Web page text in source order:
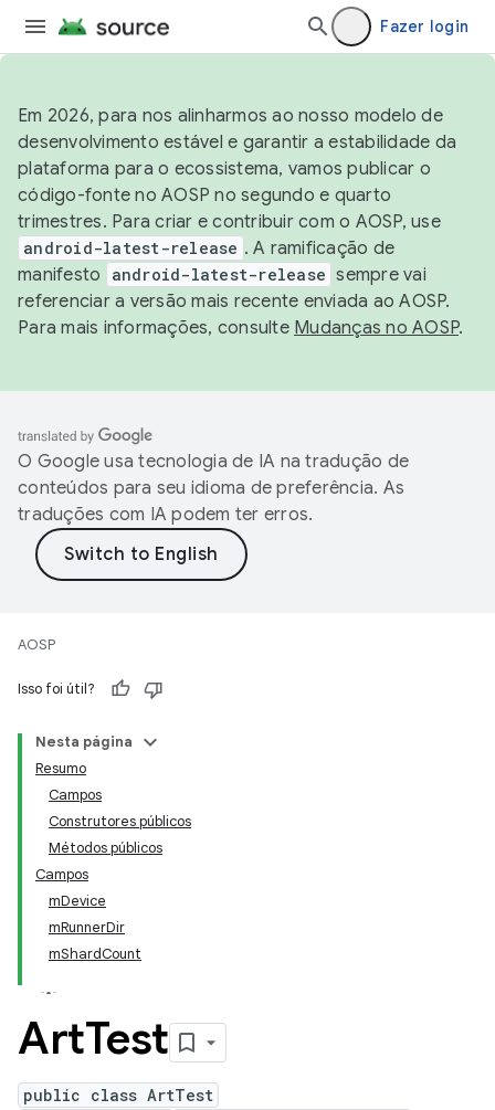
Fazer login
Em 2026, para nos alinharmos ao nosso modelo de
desenvolvimento estável e garantir a estabilidade da
plataforma para o ecossistema, vamos publicar o
código-fonte no AOSP no segundo e quarto
trimestres. Para criar e contribuir com o AOSP, use
android-latest-release . A ramificação de
manifesto
android-latest-release sempre vai
referenciar a versão mais recente enviada ao AOSP.
Para mais informações, consulte Mudanças no AOSP.
O Google usa tecnologia de IA na tradução de
conteúdos para seu idioma de preferência. As
traduções com IA podem ter erros.
AOSP
Isso foi útil?
Nesta página
Resumo
Campos
Construtores públicos
Métodos públicos
Campos
mDevice
mRunnerDir
mShardCount
ArtTest
public class ArtTest